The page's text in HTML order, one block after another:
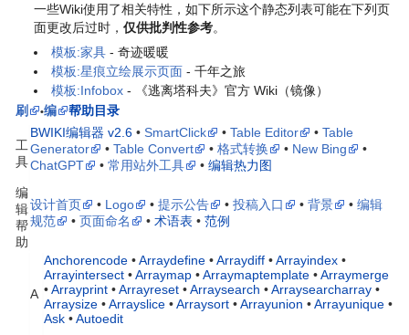
一些Wiki使用了相关特性，如下所示这个静态列表可能在下列页
面更改后过时 ，仅供批判性参考。
模板:家具 - 奇迹暖暖
模板:星痕立绘展示页面 - 千年之旅
模板:Infobox - 《逃离塔科夫》官方 Wiki（镜像）
刷
•编 帮助目录
工
具
BWIKI编辑器 v2.6 • SmartClick • Table Editor • Table
Generator
• Table Convert • 格式转换 • New Bing
•
ChatGPT
• 常用站外工具 • 编辑热力图
编
辑
帮
助
设计首页 • Logo • 提示公告 • 投稿入口 • 背景 • 编辑
规范
• 页面命名 • 术语表 • 范例
A
Anchorencode •Arraydefine •Arraydiff •Arrayindex •
Arrayintersect •Arraymap •Arraymaptemplate •Arraymerge
•Arrayprint •Arrayreset •Arraysearch •Arraysearcharray •
Arraysize •Arrayslice •Arraysort •Arrayunion •Arrayunique •
Ask •Autoedit